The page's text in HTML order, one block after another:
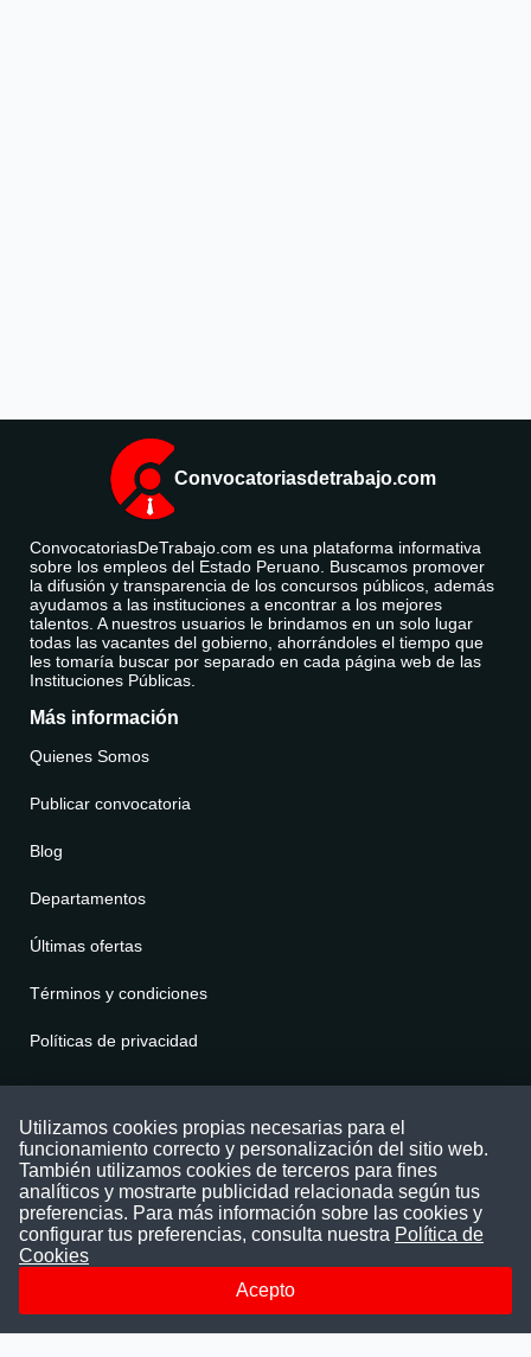
Convocatoriasdetrabajo.com
ConvocatoriasDeTrabajo.com es una plataforma informativa
sobre los empleos del Estado Peruano. Buscamos promover
la difusión y transparencia de los concursos públicos, además
ayudamos a las instituciones a encontrar a los mejores
talentos. A nuestros usuarios le brindamos en un solo lugar
todas las vacantes del gobierno, ahorrándoles el tiempo que
les tomaría buscar por separado en cada página web de las
Instituciones Públicas.
Más información
Quienes Somos
Publicar convocatoria
Blog
Departamentos
Últimas ofertas
Términos y condiciones
Políticas de privacidad
Puede comunicarse con nosotros a través
nuestras redes sociales o del correo:
contacto@convocatoriasdetrabajo.com
Siguenos en:
Utilizamos cookies propias necesarias para el
funcionamiento correcto y personalización del sitio web.
También utilizamos cookies de terceros para fines
analíticos y mostrarte publicidad relacionada según tus
preferencias. Para más información sobre las cookies y
configurar tus preferencias, consulta nuestra Política de
Cookies
Acepto